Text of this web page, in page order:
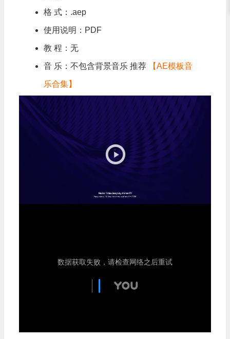
格 式：.aep
使用说明：PDF
教 程：无
音 乐：不包含背景音乐 推荐 【AE模板音
乐合集】
视